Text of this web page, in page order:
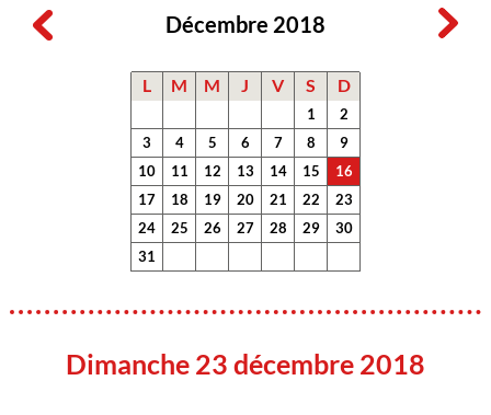
Décembre 2018
L M M J V S D
1
2
3
4 5 6 7 8
9
10
11 12 13 14 15
16
17
18 19 20 21 22
23
24
25 26 27 28 29
30
31
Dimanche 23 décembre 2018